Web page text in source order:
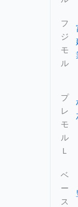
フ
ジ
モ
ル
プ
レ
モ
ル
Ｌ
ベ
ー
ス